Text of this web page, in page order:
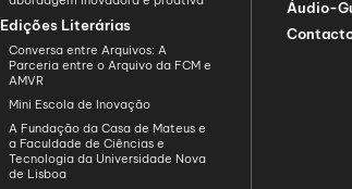
Edições Literárias
Conversa entre Arquivos: A
Parceria entre o Arquivo da FCM e
AMVR
Mini Escola de Inovação
A Fundação da Casa de Mateus e
a Faculdade de Ciências e
Tecnologia da Universidade Nova
de Lisboa
Áudio-